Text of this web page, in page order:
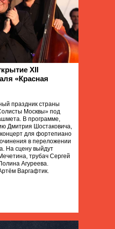
XII
«Красная
праздник страны
Москвы» под
В программе,
Дмитрия Шостаковича,
для фортепиано
в переложении
На сцену выйдут
трубач Сергей
Агуреева.
Варгафтик.